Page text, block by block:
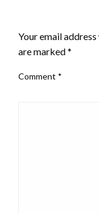
Your email
are marked*
Comment *